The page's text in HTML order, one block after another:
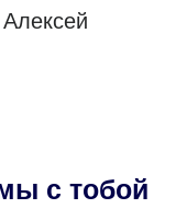
с тобой